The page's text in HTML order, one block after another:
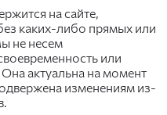
на сайте,
каких-либо прямых или
не несем
или
актуальна на момент
изменениям из-